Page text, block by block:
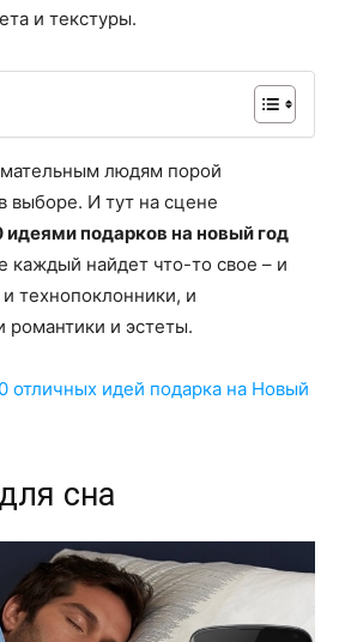
и текстуры.
людям порой
выборе. И тут на сцене
идеями подарков на новый год
каждый найдет что-то свое – и
технопоклонники, и
романтики и эстеты.
отличных идей подарка на Новый
сна